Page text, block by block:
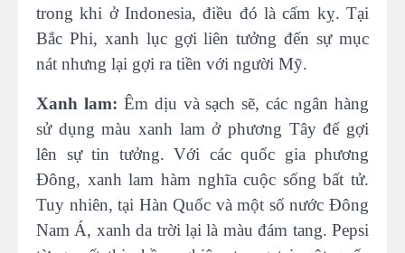
trong khi ở Indonesia, điều đó là cấm kỵ. Tại
Bắc Phi, xanh lục gợi liên tưởng đến sự mục
nát nhưng lại gợi ra tiền với người Mỹ.
Xanh lam: Êm dịu và sạch sẽ, các ngân hàng
sử dụng màu xanh lam ở phương Tây để gợi
lên sự tin tưởng. Với các quốc gia phương
Đông, xanh lam hàm nghĩa cuộc sống bất tử.
Tuy nhiên, tại Hàn Quốc và một số nước Đông
Nam Á, xanh da trời lại là màu đám tang. Pepsi